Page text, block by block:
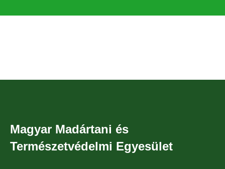
Magyar Madártani és
Természetvédelmi Egyesület